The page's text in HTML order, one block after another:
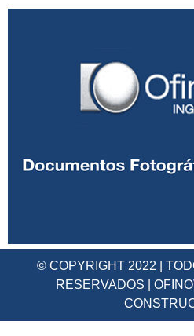
© COPYRIGHT 2022 |
RESERVADOS |